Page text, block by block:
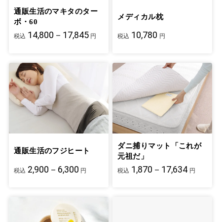
通販生活のマキタのター
ボ・60
税込 14,800－17,845 円
メディカル枕
税込 10,780 円
通販生活のフジヒート
税込 2,900－6,300 円
ダニ捕りマット「これが
元祖だ」
税込 1,870－17,634 円